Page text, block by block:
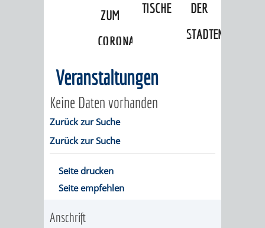
ZUM
CORONAVIRUS
INFOS
ZUR
UKRAINE
TISCHE
DER
UNSERE STADT
»Stadtthemen Freizeit
Veranstaltungen
Keine Daten vorhanden
Zurück zur Suche
Zurück zur Suche
Seite drucken
Seite empfehlen
Anschrift